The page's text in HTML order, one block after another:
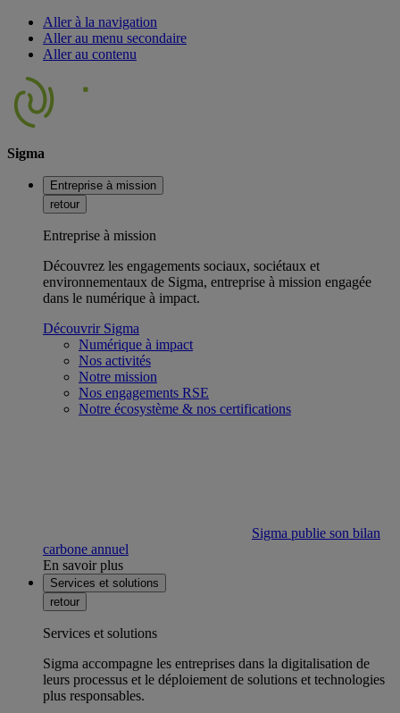
Aller à la navigation
Aller au menu secondaire
Aller au contenu
Sigma
Entreprise à mission
retour
Entreprise à mission
Découvrez les engagements sociaux, sociétaux et
environnementaux de Sigma, entreprise à mission engagée
dans le numérique à impact.
Découvrir Sigma
Numérique à impact
Nos activités
Notre mission
Nos engagements RSE
Notre écosystème & nos certifications
Sigma publie son bilan
carbone annuel
En savoir plus
Services et solutions
retour
Services et solutions
Sigma accompagne les entreprises dans la digitalisation de
leurs processus et le déploiement de solutions et technologies
plus responsables.